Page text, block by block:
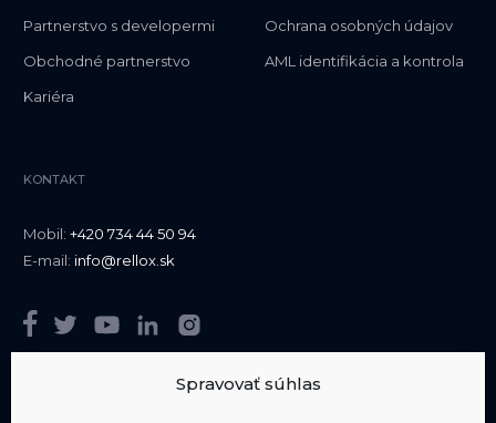
Spravovať súhlas
Partnerstvo s developermi
Obchodné partnerstvo
Kariéra
Ochrana osobných údajov
AML identifikácia a kontrola
KONTAKT
Mobil: +420 734 44 50 94
E-mail: info@rellox.sk